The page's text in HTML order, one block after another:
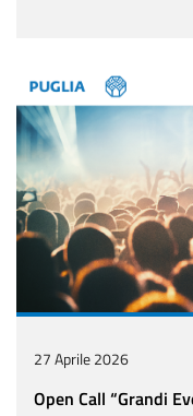
27 Aprile 2026
Open Call “Grandi